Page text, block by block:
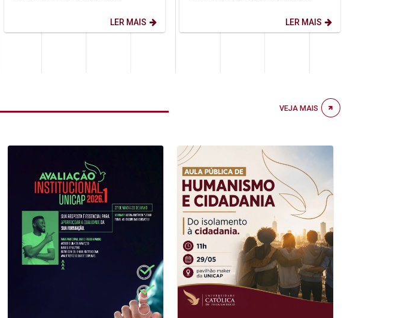
LER MAIS
destaque em dois importantes...
LER MAIS
VEJA MAIS